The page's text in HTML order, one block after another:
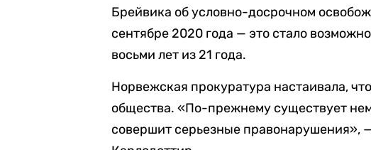
Брейвика об условно-досрочном
сентябре 2020 года — это стало
восьми лет из 21 года.
Норвежская прокуратура настаивала,
общества. «По-прежнему существует
совершит серьезные правонарушения»,